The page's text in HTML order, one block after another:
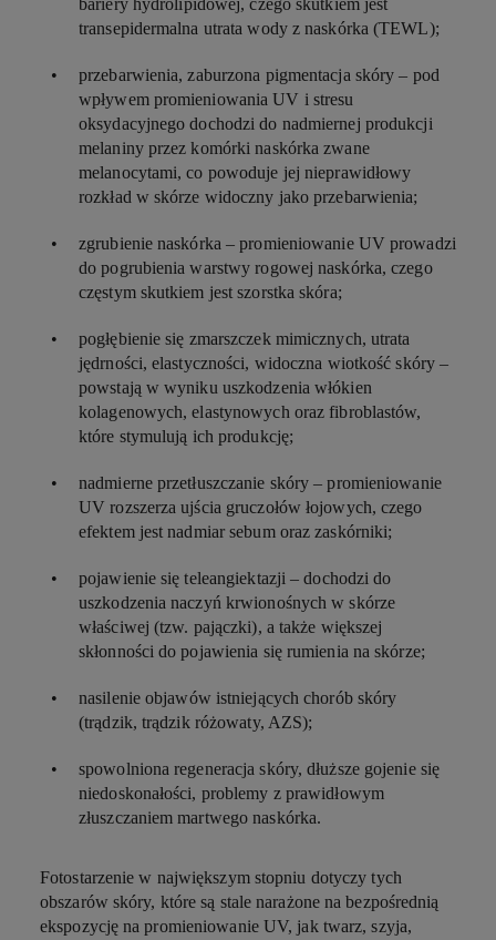
bariery hydrolipidowej, czego skutkiem jest
transepidermalna utrata wody z naskórka (TEWL);
przebarwienia, zaburzona pigmentacja skóry – pod
wpływem promieniowania UV i stresu
oksydacyjnego dochodzi do nadmiernej produkcji
melaniny przez komórki naskórka zwane
melanocytami, co powoduje jej nieprawidłowy
rozkład w skórze widoczny jako przebarwienia;
zgrubienie naskórka – promieniowanie UV prowadzi
do pogrubienia warstwy rogowej naskórka, czego
częstym skutkiem jest szorstka skóra;
pogłębienie się zmarszczek mimicznych, utrata
jędrności, elastyczności, widoczna wiotkość skóry –
powstają w wyniku uszkodzenia włókien
kolagenowych, elastynowych oraz fibroblastów,
które stymulują ich produkcję;
nadmierne przetłuszczanie skóry – promieniowanie
UV rozszerza ujścia gruczołów łojowych, czego
efektem jest nadmiar sebum oraz zaskórniki;
pojawienie się teleangiektazji – dochodzi do
uszkodzenia naczyń krwionośnych w skórze
właściwej (tzw. pajączki), a także większej
skłonności do pojawienia się rumienia na skórze;
nasilenie objawów istniejących chorób skóry
(trądzik, trądzik różowaty, AZS);
spowolniona regeneracja skóry, dłuższe gojenie się
niedoskonałości, problemy z prawidłowym
złuszczaniem martwego naskórka.
Fotostarzenie w największym stopniu dotyczy tych
obszarów skóry, które są stale narażone na bezpośrednią
ekspozycję na promieniowanie UV, jak twarz, szyja,